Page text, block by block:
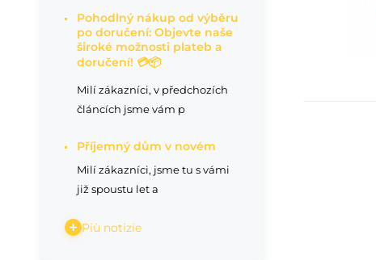
Pohodlný nákup od výběru
po doručení: Objevte naše
široké možnosti plateb a
doručení! 💳📦
Milí zákazníci, v předchozích
článcích jsme vám p
Příjemný dům v novém
Milí zákazníci, jsme tu s vámi
již spoustu let a
Più notizie